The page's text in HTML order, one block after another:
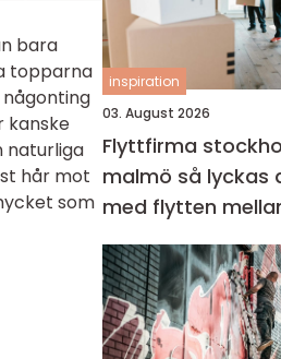
bara
topparna
kanske
naturliga
hår mot
som
inspiration
03. August 2026
Flyttfirma
malmö så lyckas du
med flytten
sveriges